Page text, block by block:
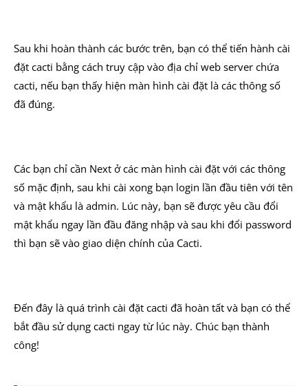
Sau khi hoàn thành các bước trên, bạn có thể tiến hành cài
đặt cacti bằng cách truy cập vào địa chỉ web server chứa
cacti, nếu bạn thấy hiện màn hình cài đặt là các thông số
đã đúng.
Các bạn chỉ cần Next ở các màn hình cài đặt với các thông
số mặc định, sau khi cài xong bạn login lần đầu tiên với tên
và mật khẩu là admin. Lúc này, bạn sẽ được yêu cầu đổi
mật khẩu ngay lần đầu đăng nhập và sau khi đổi password
thì bạn sẽ vào giao diện chính của Cacti.
Đến đây là quá trình cài đặt cacti đã hoàn tất và bạn có thể
bắt đầu sử dụng cacti ngay từ lúc này. Chúc bạn thành
công!